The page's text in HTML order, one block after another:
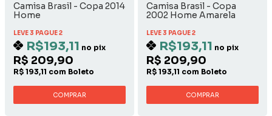
Camisa Brasil - Copa 2014
Home
LEVE 3 PAGUE 2
R$193,11 no pix
R$ 209,90
R$ 193,11 com Boleto
COMPRAR
Camisa Brasil - Copa
2002 Home Amarela
LEVE 3 PAGUE 2
R$193,11 no pix
R$ 209,90
R$ 193,11 com Boleto
COMPRAR